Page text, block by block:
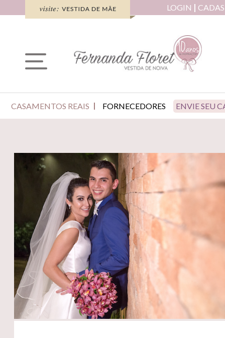
LOGIN
CASAMENTOS REAIS FORNECEDORES ENVIE SEU